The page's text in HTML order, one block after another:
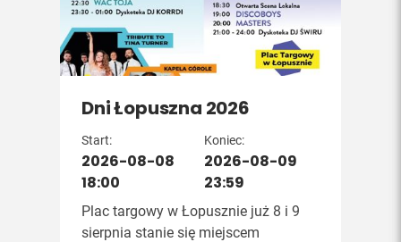
Dni Łopuszna 2026
Start:
2026-08-08
18:00
Koniec:
2026-08-09
23:59
Plac targowy w Łopusznie już 8 i 9
sierpnia stanie się miejscem